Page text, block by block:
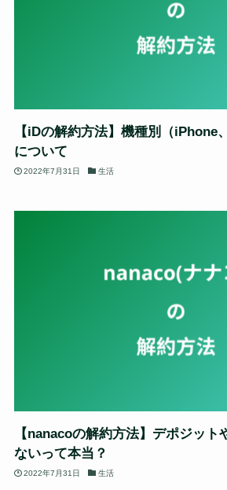
【iDの解約方法】機種別（
について
2022年7月31日 生活
【nanacoの解約方法】デポジット
ないって本当？
2022年7月31日 生活